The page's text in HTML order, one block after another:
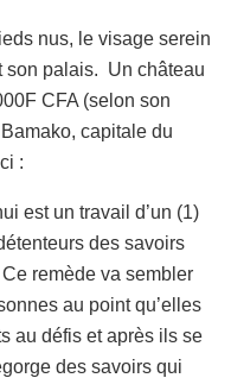
nus, le visage serein
son palais. Un château
CFA (selon son
capitale du
:
est un travail d’un (1)
des savoirs
remède va sembler
au point qu’elles
au défis et après ils se
des savoirs qui